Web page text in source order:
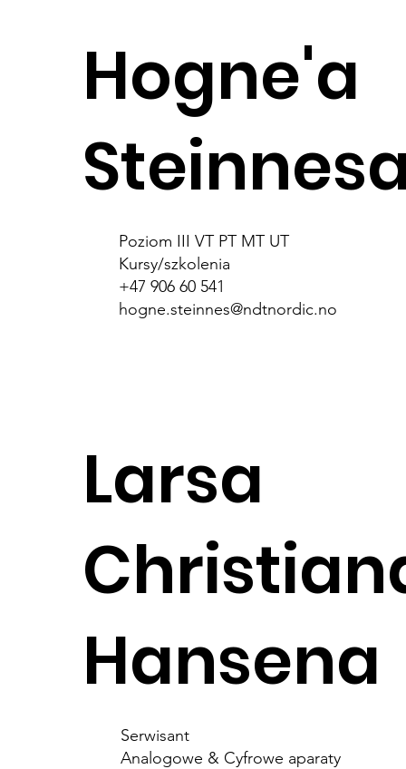
Hogne'a
Poziom III VT PT MT UT
Kursy/szkolenia
+47 906 60 541
hogne.steinnes@ndtnordic.no
Larsa
Hansena
Serwisant
Analogowe & Cyfrowe aparaty